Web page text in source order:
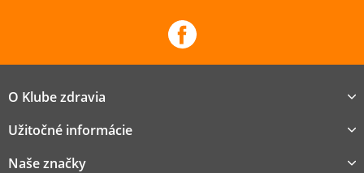
O Klube zdravia
Užitočné informácie
Naše značky